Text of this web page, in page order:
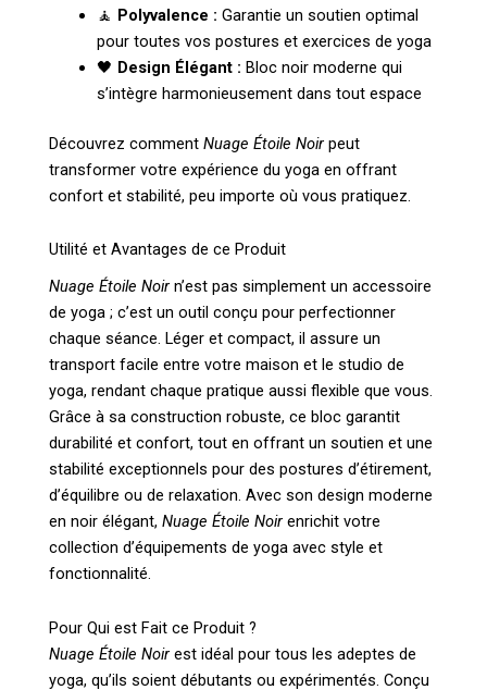
🧘 Polyvalence : Garantie un soutien optimal
pour toutes vos postures et exercices de yoga
🖤 Design Élégant : Bloc noir moderne qui
s’intègre harmonieusement dans tout espace
Découvrez comment Nuage Étoile Noir peut
transformer votre expérience du yoga en offrant
confort et stabilité, peu importe où vous pratiquez.
Utilité et Avantages de ce Produit
Nuage Étoile Noir n’est pas simplement un accessoire
de yoga ; c’est un outil conçu pour perfectionner
chaque séance. Léger et compact, il assure un
transport facile entre votre maison et le studio de
yoga, rendant chaque pratique aussi flexible que vous.
Grâce à sa construction robuste, ce bloc garantit
durabilité et confort, tout en offrant un soutien et une
stabilité exceptionnels pour des postures d’étirement,
d’équilibre ou de relaxation. Avec son design moderne
en noir élégant, Nuage Étoile Noir enrichit votre
collection d’équipements de yoga avec style et
fonctionnalité.
Pour Qui est Fait ce Produit ?
Nuage Étoile Noir est idéal pour tous les adeptes de
yoga, qu’ils soient débutants ou expérimentés. Conçu